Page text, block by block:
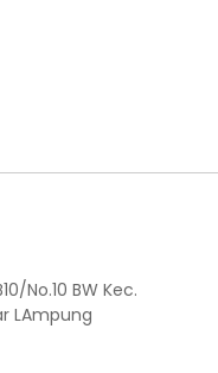
No.10 BW Kec.
LAmpung